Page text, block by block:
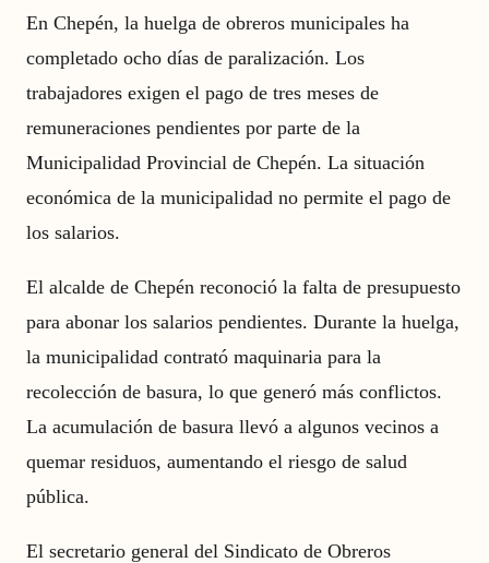
En Chepén, la huelga de obreros municipales ha
completado ocho días de paralización. Los
trabajadores exigen el pago de tres meses de
remuneraciones pendientes por parte de la
Municipalidad Provincial de Chepén. La situación
económica de la municipalidad no permite el pago de
los salarios.
El alcalde de Chepén reconoció la falta de presupuesto
para abonar los salarios pendientes. Durante la huelga,
la municipalidad contrató maquinaria para la
recolección de basura, lo que generó más conflictos.
La acumulación de basura llevó a algunos vecinos a
quemar residuos, aumentando el riesgo de salud
pública.
El secretario general del Sindicato de Obreros